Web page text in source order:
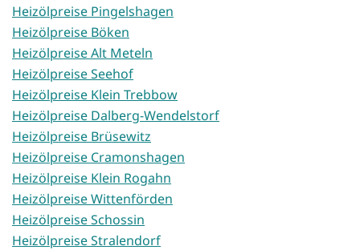
Heizölpreise Pingelshagen
Heizölpreise Böken
Heizölpreise Alt Meteln
Heizölpreise Seehof
Heizölpreise Klein Trebbow
Heizölpreise Dalberg-Wendelstorf
Heizölpreise Brüsewitz
Heizölpreise Cramonshagen
Heizölpreise Klein Rogahn
Heizölpreise Wittenförden
Heizölpreise Schossin
Heizölpreise Stralendorf